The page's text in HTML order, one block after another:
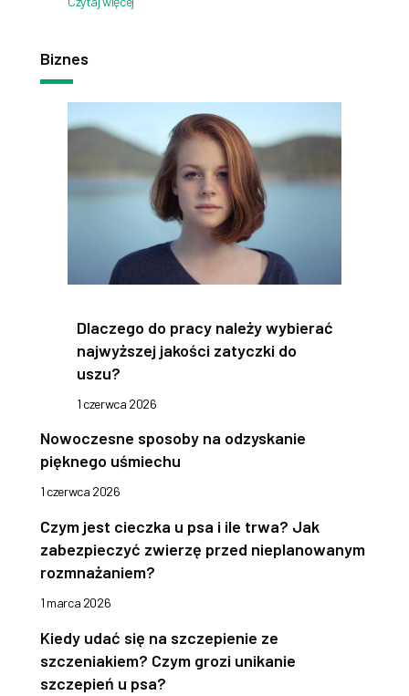
Biznes
Dlaczego do pracy należy wybierać
najwyższej jakości zatyczki do
uszu?
1 czerwca 2026
Nowoczesne sposoby na odzyskanie
pięknego uśmiechu
1 czerwca 2026
Czym jest cieczka u psa i ile trwa? Jak
zabezpieczyć zwierzę przed nieplanowanym
rozmnażaniem?
1 marca 2026
Kiedy udać się na szczepienie ze
szczeniakiem? Czym grozi unikanie
szczepień u psa?